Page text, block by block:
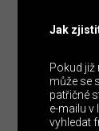
Jak
Pokud již
může se
patřičné
e-mailu v
vyhledat